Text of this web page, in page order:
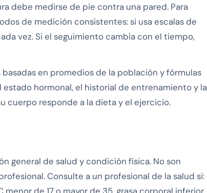
debe medirse de pie contra una pared. Para
de medición consistentes: si usa escalas de
vez. Si el seguimiento cambia con el tiempo,
en promedios de la población y fórmulas
hormonal, el historial de entrenamiento y la
cuerpo responde a la dieta y el ejercicio.
general de salud y condición física. No son
Consulte a un profesional de la salud si: